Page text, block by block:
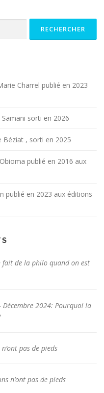
Charrel publié en 2023
sorti en 2026
Béziat , sorti en 2025
publié en 2016 aux
publié en 2023 aux éditions
fait de la philo quand on est
Décembre 2024: Pourquoi la
pas de pieds
n’ont pas de pieds